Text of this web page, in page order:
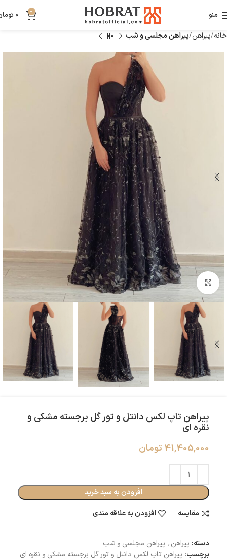
منو 0
0
خانه پیراهن پیراهن مجلسی و شب
بزرگنمایی تصویر
پیراهن تاپ لکس دانتل و تور گل برجسته مشکی و
نقره ای
41,405,000 تومان
افزودن به سبد خرید
مقایسه
افزودن به علاقه مندی
دسته: پیراهن, پیراهن مجلسی و شب
برچسب: پیراهن تاپ لکس دانتل و تور گل برجسته مشکی و نقره ای